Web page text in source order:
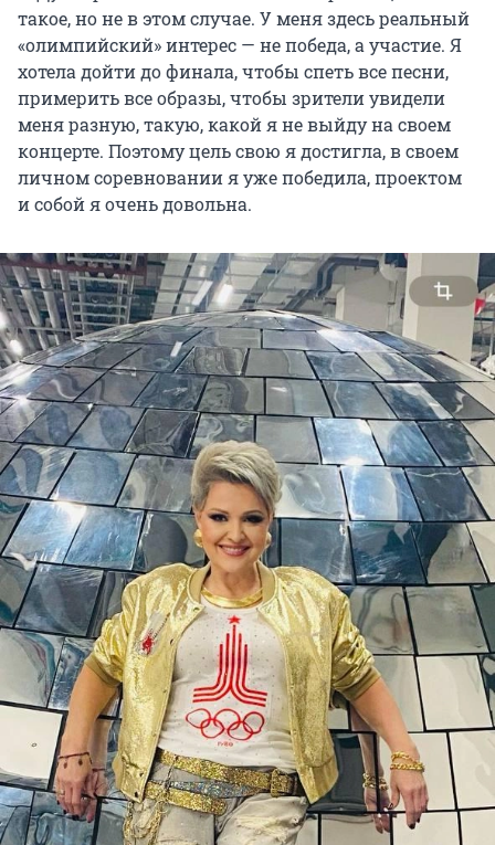
такое, но не в этом случае. У меня здесь реальный
«олимпийский» интерес — не победа, а участие. Я
хотела дойти до финала, чтобы спеть все песни,
примерить все образы, чтобы зрители увидели
меня разную, такую, какой я не выйду на своем
концерте. Поэтому цель свою я достигла, в своем
личном соревновании я уже победила, проектом
и собой я очень довольна.